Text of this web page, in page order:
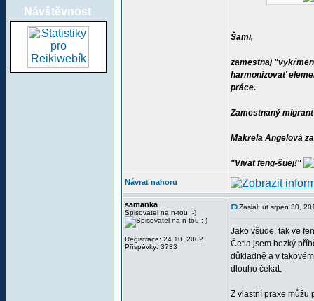
Návštěvnost
Šami,
zamestnaj
harmonizovať
práce.
Zamestnaný
Makrela Angelová
"Vivat feng-šuej!"
Návrat nahoru
samanka
Spisovatel na n-tou :-)
Registrace: 24.10. 2002
Příspěvky: 3733
Zaslal: út srpen 30,
Jako všude, tak ve
Četla jsem hezký
důkladně a v
dlouho čekat.
Z vlastní praxe můžu